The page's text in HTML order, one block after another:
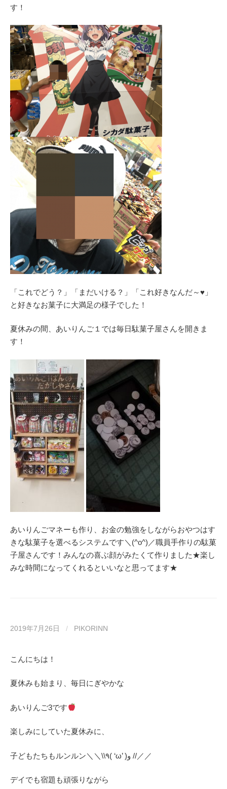
す！
「これでどう？」「まだいける？」「これ好きなんだ～♥」
と好きなお菓子に大満足の様子でした！
夏休みの間、あいりんご１では毎日駄菓子屋さんを開きま
す！
あいりんごマネーも作り、お金の勉強をしながらおやつはす
きな駄菓子を選べるシステムです＼(^o^)／職員手作りの駄菓
子屋さんです！みんなの喜ぶ顔がみたくて作りました★楽し
みな時間になってくれるといいなと思ってます★
2019年7月26日 / PIKORINN
こんにちは！
夏休みも始まり、毎日にぎやかな
あいりんご3です
楽しみにしていた夏休みに、
子どもたちもルンルン＼＼\\٩( ‘ω’ )و //／／
デイでも宿題も頑張りながら